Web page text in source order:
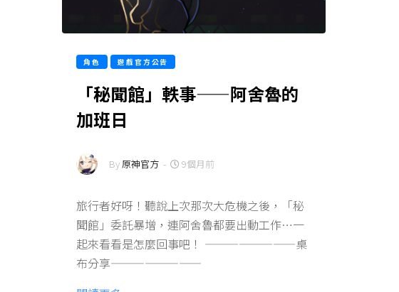
角色 遊戲官方公告
「秘聞館」軼事——阿舍魯的
加班日
By原神官方 - 9個月前
旅行者好呀！聽說上次那次大危機之後，「秘
聞館」委託暴增，連阿舍魯都要出動工作…一
起來看看是怎麼回事吧！ ————————桌
布分享————————